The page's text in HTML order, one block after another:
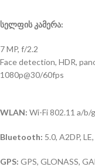
სელფის კამერა:
7 MP, f/2.2
Face detection, HDR,
1080p@30/60fps
WLAN: Wi-Fi 802.11 a/b/
Bluetooth: 5.0, A2DP,
GPS: GPS, GLONASS,